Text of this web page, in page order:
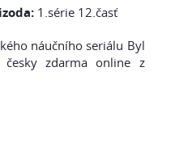
1.série 12.časť
náučního seriálu Byl
zdarma online z